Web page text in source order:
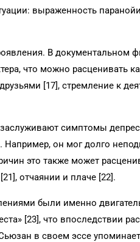
выраженность
В документальном
что можно расценивать
[17], стремление к
симптомы
Например, он мог долго
это также может
отчаянии и плаче [22].
были именно
[23], что впоследствии
в своем эссе